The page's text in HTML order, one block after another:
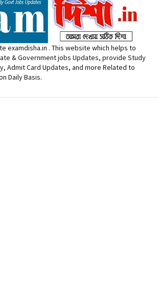
examdisha.in . This website which helps to
& Government jobs Updates, provide Study
Admit Card Updates, and more Related to
Daily Basis.